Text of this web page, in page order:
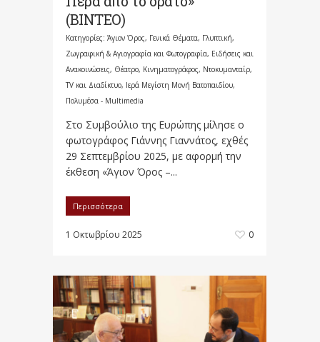
(ΒΙΝΤΕΟ)
Κατηγορίες: Άγιον Όρος, Γενικά Θέματα, Γλυπτική,
Ζωγραφική & Αγιογραφία και Φωτογραφία, Ειδήσεις και
Ανακοινώσεις, Θέατρο, Κινηματογράφος, Ντοκυμανταίρ,
TV και Διαδίκτυο, Ιερά Μεγίστη Μονή Βατοπαιδίου,
Πολυμέσα - Multimedia
Στο Συμβούλιο της Ευρώπης μίλησε ο
φωτογράφος Γιάννης Γιαννάτος, εχθές
29 Σεπτεμβρίου 2025, με αφορμή την
έκθεση «Άγιον Όρος –...
Περισσότερα
1 Οκτωβρίου 2025 0